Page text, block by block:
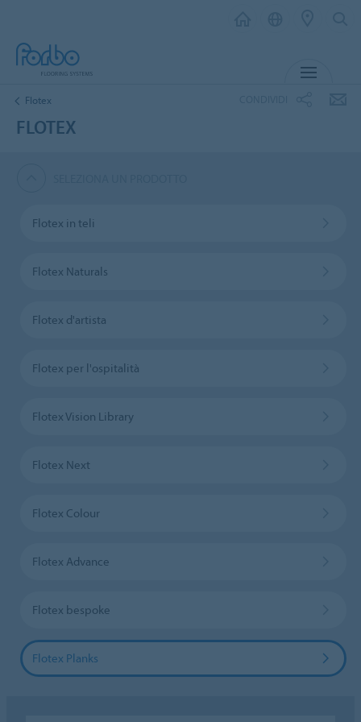
Flotex
FLOTEX
Flotex in teli
Flotex Naturals
Flotex d'artista
Flotex per l'ospitalità
Flotex Vision Library
Flotex Next
Flotex Colour
Flotex Advance
Flotex bespoke
Flotex Planks